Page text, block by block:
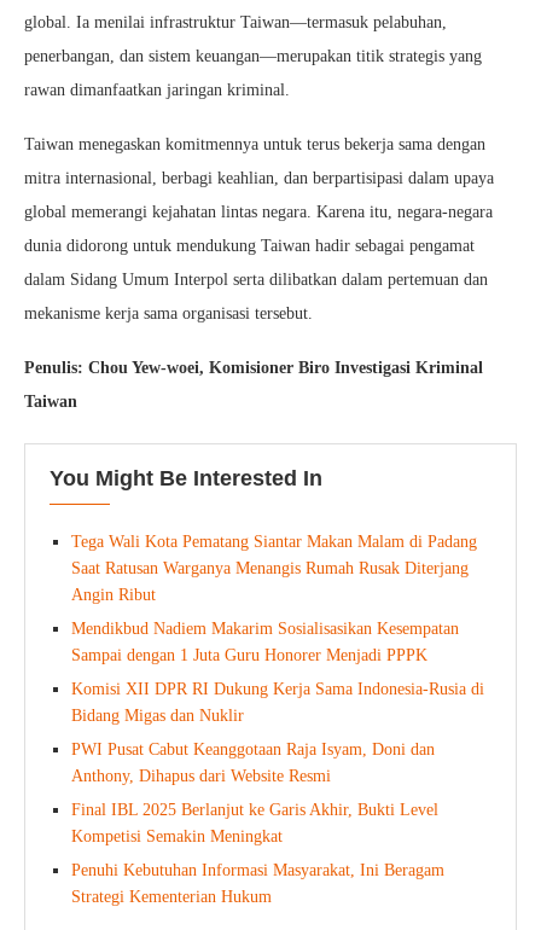
global. Ia menilai infrastruktur Taiwan—termasuk pelabuhan,
penerbangan, dan sistem keuangan—merupakan titik strategis yang
rawan dimanfaatkan jaringan kriminal.
Taiwan menegaskan komitmennya untuk terus bekerja sama dengan
mitra internasional, berbagi keahlian, dan berpartisipasi dalam upaya
global memerangi kejahatan lintas negara. Karena itu, negara-negara
dunia didorong untuk mendukung Taiwan hadir sebagai pengamat
dalam Sidang Umum Interpol serta dilibatkan dalam pertemuan dan
mekanisme kerja sama organisasi tersebut.
Penulis: Chou Yew-woei, Komisioner Biro Investigasi Kriminal
Taiwan
You Might Be Interested In
Tega Wali Kota Pematang Siantar Makan Malam di Padang
Saat Ratusan Warganya Menangis Rumah Rusak Diterjang
Angin Ribut
Mendikbud Nadiem Makarim Sosialisasikan Kesempatan
Sampai dengan 1 Juta Guru Honorer Menjadi PPPK
Komisi XII DPR RI Dukung Kerja Sama Indonesia-Rusia di
Bidang Migas dan Nuklir
PWI Pusat Cabut Keanggotaan Raja Isyam, Doni dan
Anthony, Dihapus dari Website Resmi
Final IBL 2025 Berlanjut ke Garis Akhir, Bukti Level
Kompetisi Semakin Meningkat
Penuhi Kebutuhan Informasi Masyarakat, Ini Beragam
Strategi Kementerian Hukum